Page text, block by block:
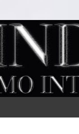
Inteligente